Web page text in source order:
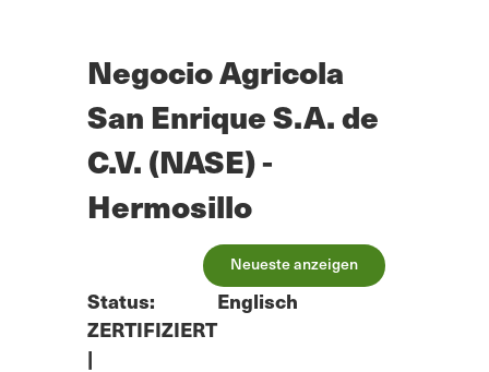
Negocio Agricola
San Enrique S.A. de
C.V. (NASE) -
Hermosillo
Neueste anzeigen
Status:
ZERTIFIZIERT
|
Englisch